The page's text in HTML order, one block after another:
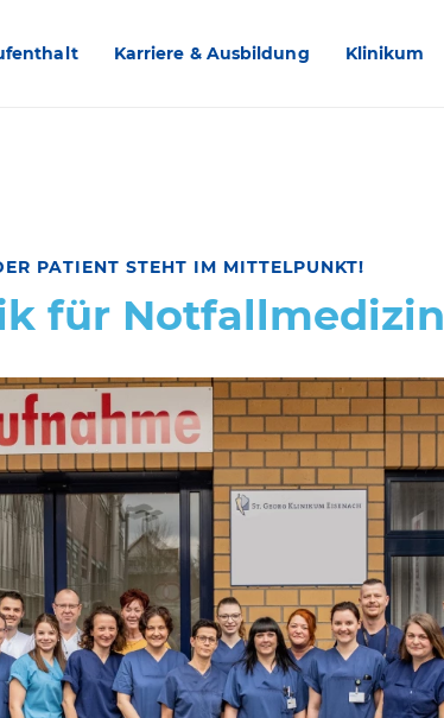
Karriere & Ausbildung Klinikum
PATIENT STEHT IM MITTELPUNKT!
für Notfallmedizin